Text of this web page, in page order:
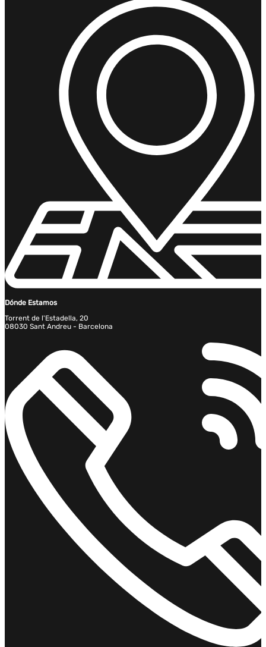
Dónde Estamos
Torrent de l'Estadella, 20
08030 Sant Andreu - Barcelona